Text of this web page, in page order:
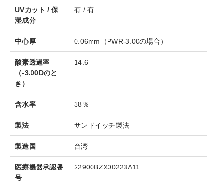
UVカット / 保
湿成分
有 / 有
中心厚 0.06mm（PWR-3.00の場合）
酸素透過率
（-3.00Dのと
き）
14.6
含水率 38％
製法 サンドイッチ製法
製造国 台湾
医療機器承認番
号
22900BZX00223A11